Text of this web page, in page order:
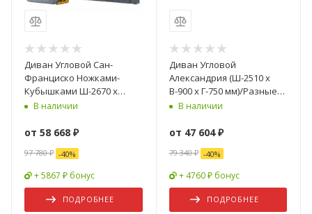
Диван Угловой Сан-
Франциско Ножками-
Кубышками Ш-2670 х
Г-1570 х В-800 мм/
Г-2270 мм
В наличии
от 58 668 ₽
97 780 ₽ -40%
+ 5867 ₽ бонус
ПОДРОБНЕЕ
Диван Угловой
Александрия (Ш-2510 x
В-900 x Г-750 мм)/Разные
Цвета
В наличии
от 47 604 ₽
79 340 ₽ -40%
+ 4760 ₽ бонус
ПОДРОБНЕЕ